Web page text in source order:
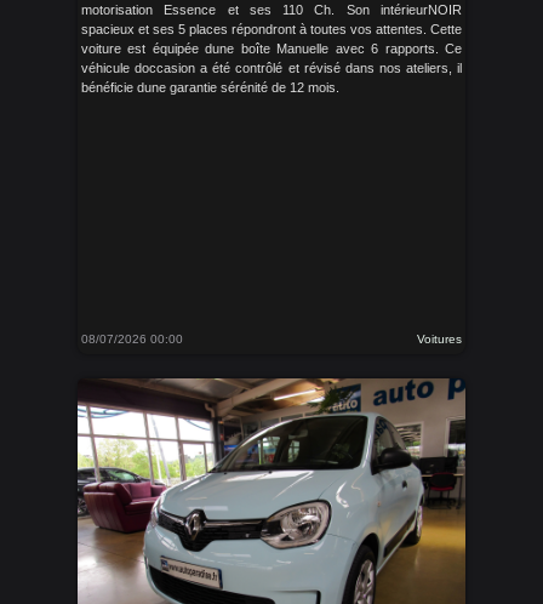
motorisation Essence et ses 110 Ch. Son intérieurNOIR
spacieux et ses 5 places répondront à toutes vos attentes. Cette
voiture est équipée dune boîte Manuelle avec 6 rapports. Ce
véhicule doccasion a été contrôlé et révisé dans nos ateliers, il
bénéficie dune garantie sérénité de 12 mois.
08/07/2026 00:00 Voitures